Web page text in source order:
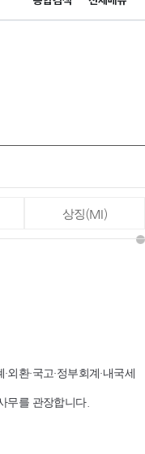
상징(MI)
환·국고·정부회계·내국세
무를 관장합니다.